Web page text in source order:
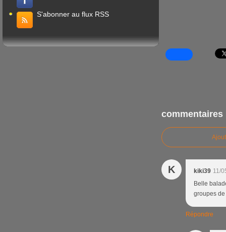
S'abonner au flux RSS
commentaires
K kiki39 11/
Belle
groupes
Répondre